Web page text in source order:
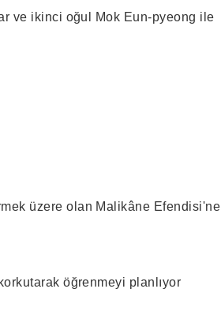
ve ikinci oğul Mok Eun-pyeong ile
üzere olan Malikâne Efendisi'ne
öğrenmeyi planlıyor